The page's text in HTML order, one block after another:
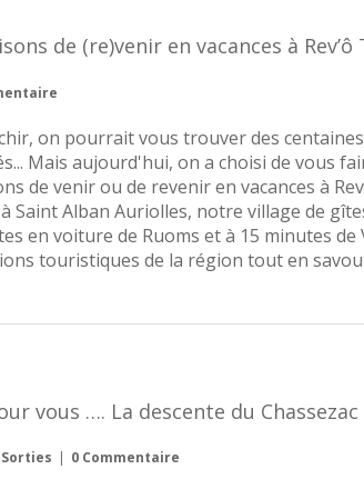
de (re)venir en vacances à Rev’ô
on pourrait vous trouver des
Mais aujourd'hui, on a choisi de vous
de venir ou de revenir en vacances à
Saint Alban Auriolles, notre village de
en voiture de Ruoms et à 15 minutes
touristiques de la région tout en
vous …. La descente du Chassezac
Sorties | 0 Commentaire